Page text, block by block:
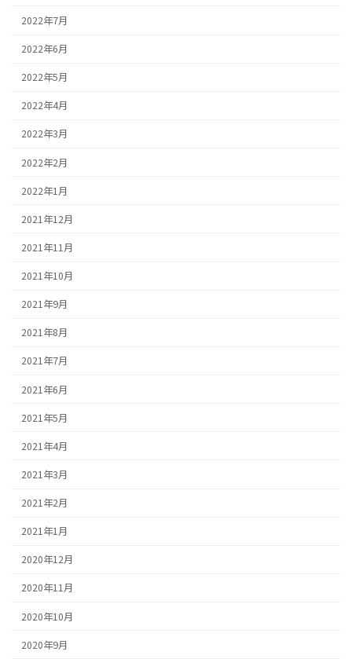
2022年7月
2022年6月
2022年5月
2022年4月
2022年3月
2022年2月
2022年1月
2021年12月
2021年11月
2021年10月
2021年9月
2021年8月
2021年7月
2021年6月
2021年5月
2021年4月
2021年3月
2021年2月
2021年1月
2020年12月
2020年11月
2020年10月
2020年9月